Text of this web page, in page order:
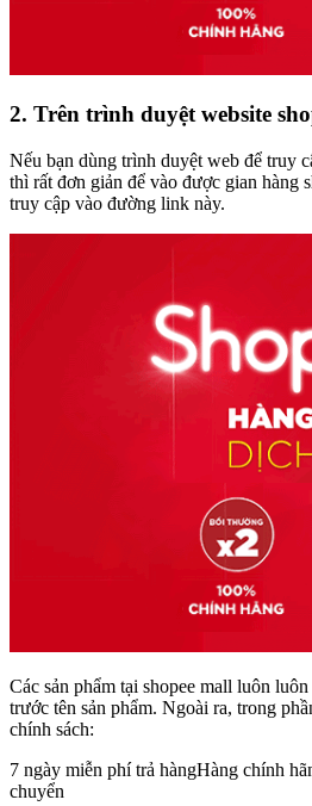
2. Trên trình duyệt website
Nếu bạn dùng trình duyệt web để truy
thì rất đơn giản để vào được gian hàng
truy cập vào đường link này.
Các sản phẩm tại shopee mall luôn
trước tên sản phẩm. Ngoài ra, trong
chính sách:
7 ngày miễn phí trả hàngHàng chính
chuyển